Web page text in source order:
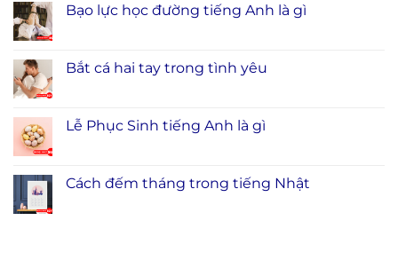
Bạo lực học đường tiếng Anh là gì
Bắt cá hai tay trong tình yêu
Lễ Phục Sinh tiếng Anh là gì
Cách đếm tháng trong tiếng Nhật